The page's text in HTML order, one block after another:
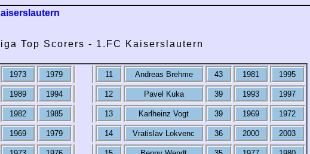
Top Scorers - 1.FC Kaiserslautern
1973 1979 11 Andreas Brehme 43 1981 1995
1989 1994 12 Pavel Kuka 39 1993 1997
1982 1985 13 Karlheinz Vogt 39 1969 1972
1969 1979 14 Vratislav Lokvenc 36 2000 2003